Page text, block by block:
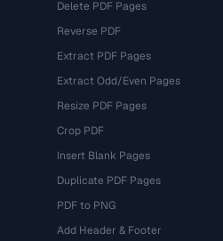
Delete PDF Pages
Reverse PDF
Extract PDF Pages
Extract Odd/Even Pages
Resize PDF Pages
Crop PDF
Insert Blank Pages
Duplicate PDF Pages
PDF to PNG
Add Header & Footer